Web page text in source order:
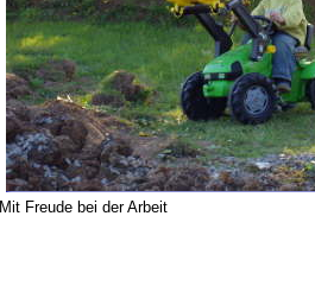
Mit Freude bei der Arbeit